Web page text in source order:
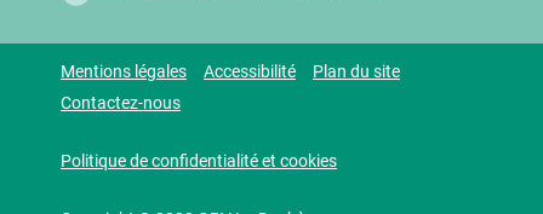
Mentions légales Accessibilité
Plan du site
Contactez-nous
Politique de confidentialité et cookies